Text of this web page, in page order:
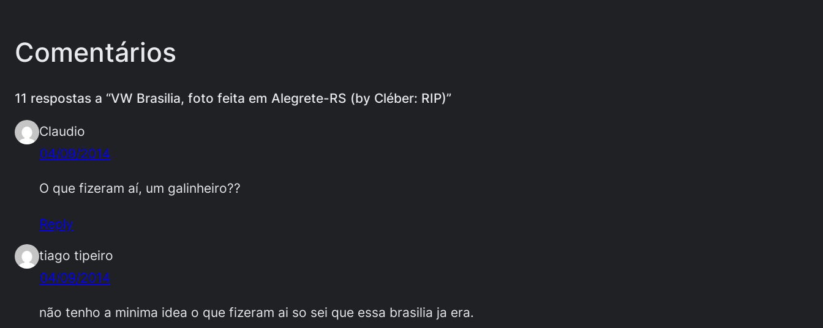
Comentários
11 respostas a “VW Brasilia, foto feita em Alegrete-RS (by Cléber: RIP)”
Claudio
04/09/2014
O que fizeram aí, um galinheiro??
Reply
tiago tipeiro
04/09/2014
não tenho a minima idea o que fizeram ai so sei que essa brasilia ja era.